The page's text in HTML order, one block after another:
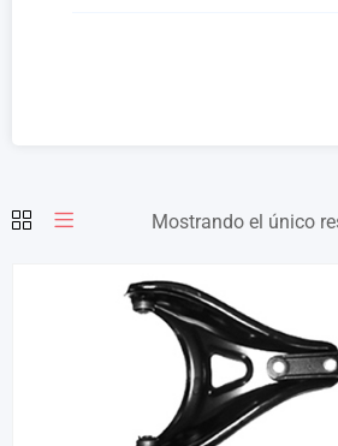
Mostrando el único